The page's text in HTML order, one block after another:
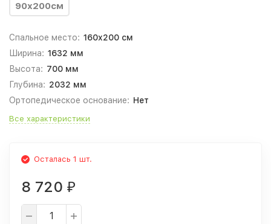
90х200см
Спальное место: 160x200 см
Ширина: 1632 мм
Высота: 700 мм
Глубина: 2032 мм
Ортопедическое основание: Нет
Все характеристики
Осталась 1 шт.
8 720 ₽